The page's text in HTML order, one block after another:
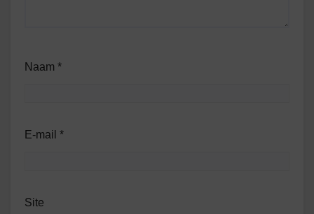
Naam *
E-mail *
Site